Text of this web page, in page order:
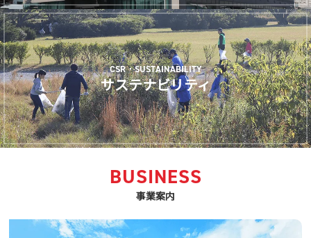
CSR・SUSTAINABILITY
サステナビリティ
BUSINESS
事業案内